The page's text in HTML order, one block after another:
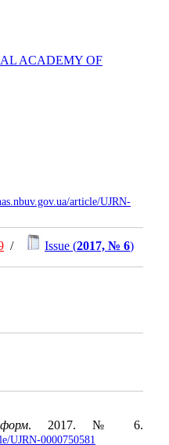
ACADEMY OF
article/UJRN-
/ Issue (2017, № 6)
. 2017. № 6.
UJRN-0000750581